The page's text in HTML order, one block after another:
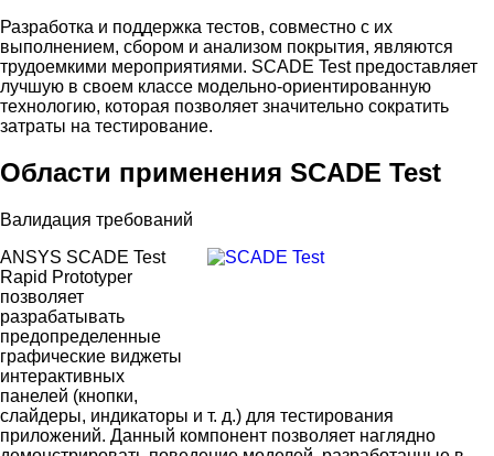
Разработка и поддержка тестов, совместно с их
выполнением, сбором и анализом покрытия, являются
трудоемкими мероприятиями. SCADE Test предоставляет
лучшую в своем классе модельно-ориентированную
технологию, которая позволяет значительно сократить
затраты на тестирование.
Области применения SCADE Test
Валидация требований
ANSYS SCADE Test
Rapid Prototyper
позволяет
разрабатывать
предопределенные
графические виджеты
интерактивных
панелей (кнопки,
слайдеры, индикаторы и т. д.) для тестирования
приложений. Данный компонент позволяет наглядно